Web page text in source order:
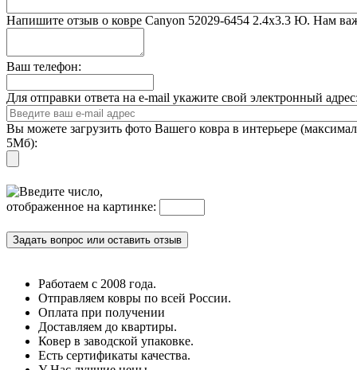
Напишите отзыв о ковре Canyon 52029-6454 2.4x3.3 Ю. Нам
Ваш телефон:
Для отправки ответа на e-mail укажите свой электронный
Вы можете загрузить фото Вашего ковра в интерьере
5Мб):
Введите число,
отображенное на картинке:
Работаем с 2008 года.
Отправляем ковры по всей России.
Оплата при получении
Доставляем до квартиры.
Ковер в заводской упаковке.
Есть сертификаты качества.